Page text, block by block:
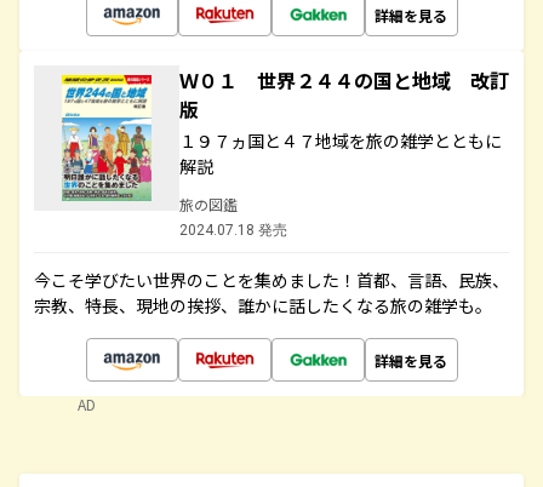
詳細を見る
Ｗ０１ 世界２４４の国と地域 改訂
版
１９７ヵ国と４７地域を旅の雑学とともに
解説
旅の図鑑
2024.07.18 発売
今こそ学びたい世界のことを集めました！首都、言語、民族、
宗教、特長、現地の挨拶、誰かに話したくなる旅の雑学も。
詳細を見る
AD